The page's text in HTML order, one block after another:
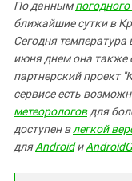
По данным
ближайшие сутки в
Сегодня температура
июня днем она также
партнерский проект
сервисе есть
метеорологовдля
доступен влегкой
дляAndroidи